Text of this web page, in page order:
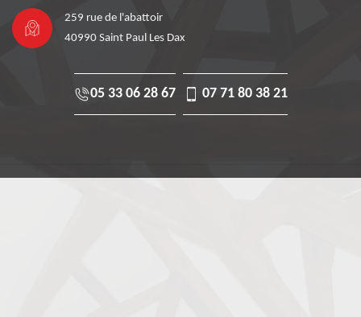
259 rue de l'abattoir
40990 Saint Paul Les Dax
05 33 06 28 67 07 71 80 38 21